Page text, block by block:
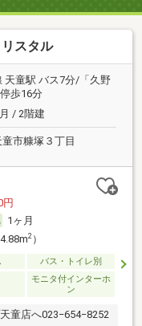
スタル
天童駅 バス7分/「久野
歩16分
/ 2階建
市糠塚３丁目
円
1ヶ月
2）
バス・トイレ別
モニタ付インターホ
ン
童店へ023−654−8252